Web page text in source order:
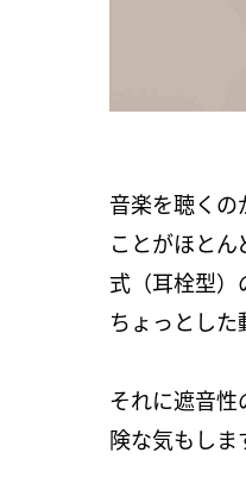
音楽を聴くの
ことがほと
式（耳栓型）
ちょっとした
それに遮音
険な気もしま